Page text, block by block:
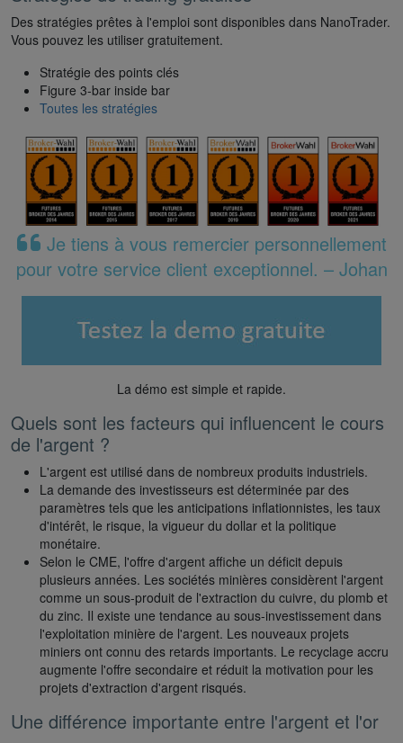
Des stratégies prêtes à l'emploi sont disponibles dans NanoTrader.
Vous pouvez les utiliser gratuitement.
Stratégie des points clés
Figure 3-bar inside bar
Toutes les stratégies
Je tiens à vous remercier personnellement
pour votre service client exceptionnel. – Johan
La démo est simple et rapide.
Quels sont les facteurs qui influencent le cours
de l'argent ?
L'argent est utilisé dans de nombreux produits industriels.
La demande des investisseurs est déterminée par des
paramètres tels que les anticipations inflationnistes, les taux
d'intérêt, le risque, la vigueur du dollar et la politique
monétaire.
Selon le CME, l'offre d'argent affiche un déficit depuis
plusieurs années. Les sociétés minières considèrent l'argent
comme un sous-produit de l'extraction du cuivre, du plomb et
du zinc. Il existe une tendance au sous-investissement dans
l'exploitation minière de l'argent. Les nouveaux projets
miniers ont connu des retards importants. Le recyclage accru
augmente l'offre secondaire et réduit la motivation pour les
projets d'extraction d'argent risqués.
Une différence importante entre l'argent et l'or